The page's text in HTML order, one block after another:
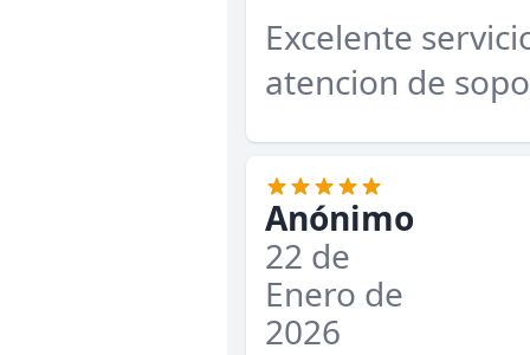
Excelente
atencion de
Anónimo
22 de
Enero de
2026